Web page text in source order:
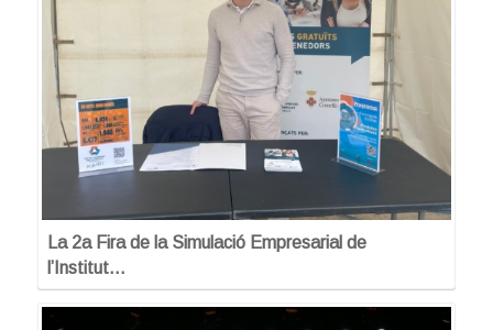
La 2a Fira de la Simulació Empresarial de
l’Institut…